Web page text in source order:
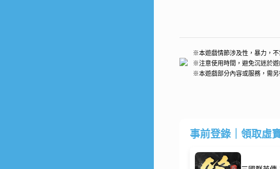
※本遊戲情節涉及性，暴力，
※注意使用時間，避免沉迷於遊
※本遊戲部分內容或服務，需另
事前登錄｜領取虛